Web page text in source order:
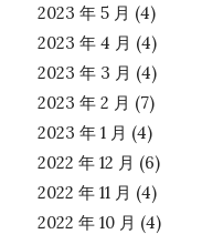
2023 年 5 月 (4)
2023 年 4 月 (4)
2023 年 3 月 (4)
2023 年 2 月 (7)
2023 年 1 月 (4)
2022 年 12 月 (6)
2022 年 11 月 (4)
2022 年 10 月 (4)